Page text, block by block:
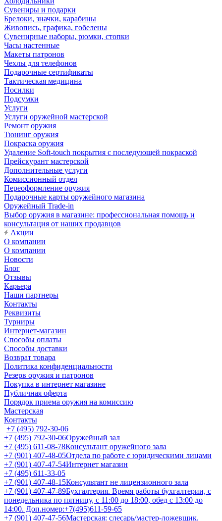
Сувениры и подарки
Брелоки, значки, карабины
Живопись, графика, гобелены
Сувенирные наборы, рюмки, стопки
Часы настенные
Макеты патронов
Чехлы для телефонов
Подарочные сертификаты
Тактическая медицина
Носилки
Подсумки
Услуги
Услуги оружейной мастерской
Ремонт оружия
Тюнинг оружия
Покраска оружия
Удаление Soft-touch покрытия с последующей покраской
Прейскурант мастерской
Дополнительные услуги
Комиссионный отдел
Переоформление оружия
Подарочные карты оружейного магазина
Оружейный Trade-in
Выбор оружия в магазине: профессиональная помощь и
консультация от наших продавцов
Акции
О компании
О компании
Новости
Блог
Отзывы
Карьера
Наши партнеры
Контакты
Реквизиты
Турниры
Интернет-магазин
Способы оплаты
Способы доставки
Возврат товара
Политика конфиденциальности
Резерв оружия и патронов
Покупка в интернет магазине
Публичная оферта
Порядок приема оружия на комиссию
Мастерская
Контакты
+7 (495) 792-30-06
+7 (495) 792-30-06Оружейный зал
+7 (495) 611-08-78Консультант оружейного зала
+7 (901) 407-48-05Отдела по работе с юридическими лицами
+7 (901) 407-47-54Интернет магазин
+7 (495) 611-33-05
+7 (901) 407-48-15Консультант не лицензионного зала
+7 (901) 407-47-89Бухгалтерия. Время работы бухгалтерии, с
понедельника по пятницу, с 11:00 до 18:00, обед с 13:00 до
14:00. Доп.номер:+7(495)611-59-65
+7 (901) 407-47-56Мастерская: слесарь/мастер-ложевщик.